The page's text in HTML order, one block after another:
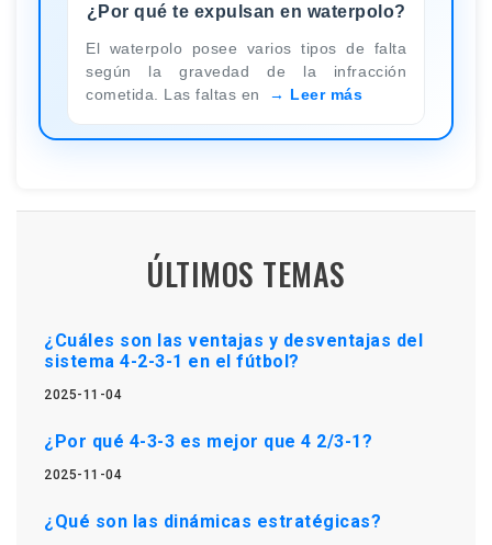
¿Por qué te expulsan en waterpolo?
El waterpolo posee varios tipos de falta
según la gravedad de la infracción
cometida. Las faltas en
Leer más
ÚLTIMOS TEMAS
¿Cuáles son las ventajas y desventajas del
sistema 4-2-3-1 en el fútbol?
2025-11-04
¿Por qué 4-3-3 es mejor que 4 2/3-1?
2025-11-04
¿Qué son las dinámicas estratégicas?